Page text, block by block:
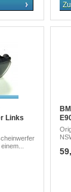
Links